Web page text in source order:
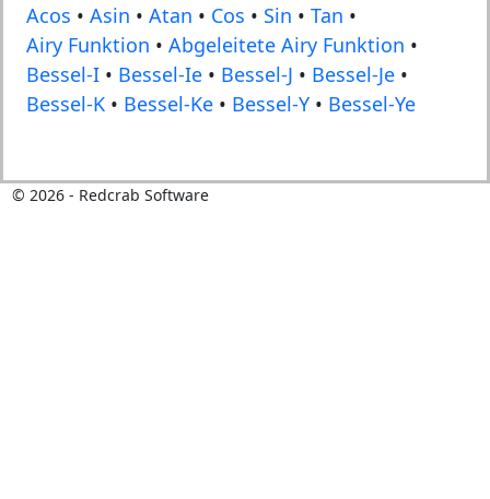
Acos • Asin • Atan • Cos • Sin • Tan •
Airy Funktion • Abgeleitete Airy Funktion •
Bessel-I • Bessel-Ie • Bessel-J • Bessel-Je •
Bessel-K • Bessel-Ke • Bessel-Y • Bessel-Ye
© 2026- Redcrab Software